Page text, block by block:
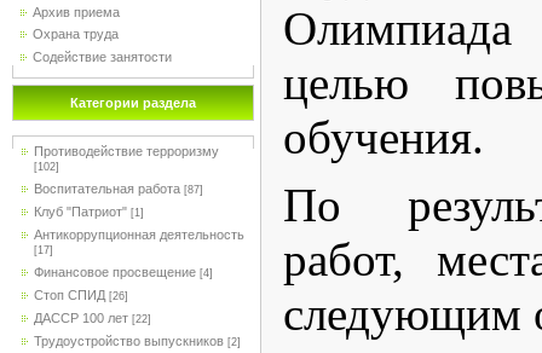
Архив приема
Охрана труда
Содействие занятости
Категории раздела
Противодействие терроризму
[102]
Воспитательная работа [87]
Клуб "Патриот" [1]
Антикоррупционная деятельность
[17]
Финансовое просвещение [4]
Стоп СПИД [26]
ДАССР 100 лет [22]
Трудоустройство выпускников [2]
целью
обучения.
По
работ,
следующим